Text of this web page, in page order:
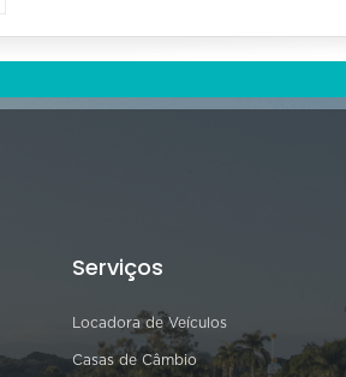
Serviços
Locadora de Veículos
Casas de Câmbio